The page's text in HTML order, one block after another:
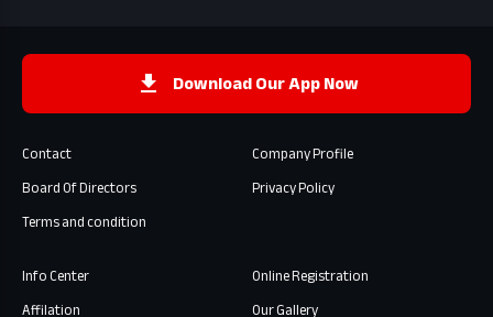
Download Our App Now
Contact
Company Profile
Board Of Directors
Privacy Policy
Terms and condition
Info Center
Online Registration
Affilation
Our Gallery